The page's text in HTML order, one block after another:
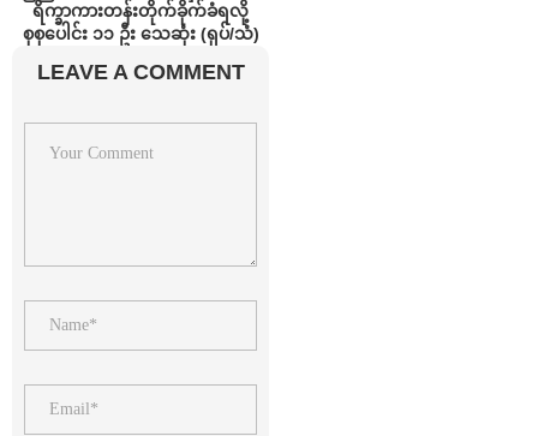
ရိက္ခာကားတန်းတိုက်ခိုက်ခံရလို့
စုစုပေါင်း ၁၁ ဦး သေဆုံး (ရုပ်/သံ)
LEAVE A COMMENT